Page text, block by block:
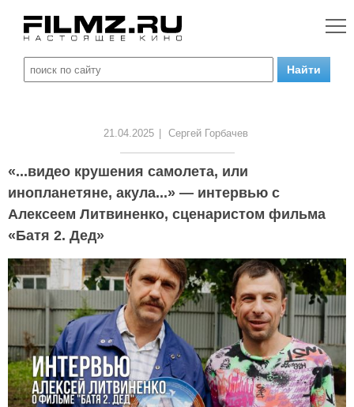
21.04.2025 Сергей Горбачев
«...видео крушения самолета, или
инопланетяне, акула...» — интервью с
Алексеем Литвиненко, сценаристом фильма
«Батя 2. Дед»